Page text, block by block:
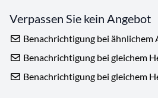
Verpassen Sie kein Angebot
Benachrichtigung bei ähnlichem
Benachrichtigung bei gleichem
Benachrichtigung bei gleichem